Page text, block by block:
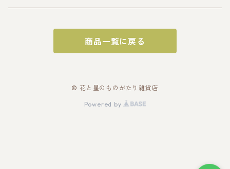
写真でみる物語(ブロマイド)
花音美燈との思い出シリーズ
Instrumental version - 音源データ
商品一覧に戻る
© 花と星のものがたり雑貨店
Powered by